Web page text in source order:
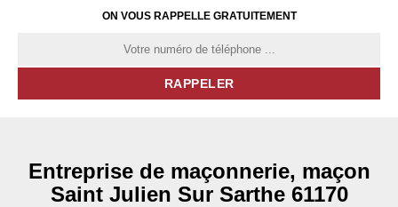
ON VOUS RAPPELLE GRATUITEMENT
Entreprise de maçonnerie, maçon
Saint Julien Sur Sarthe 61170